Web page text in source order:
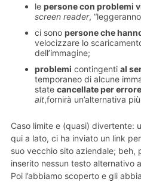
le persone con problemi
screen reader,
ci sono persone che
velocizzare lo
dell’immagine;
problemi contingenti al
temporaneo di alcune
state cancellate per errore
alt,fornirà un’alternativa
Caso limite e (quasi) divertente:
qui a lato, ci ha inviato un link
suo vecchio sito aziendale; beh,
inserito nessun testo alternativo
Poi l’abbiamo scoperto e gli